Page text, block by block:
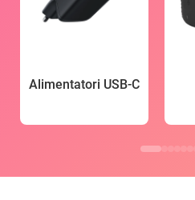
Alimentatori USB-C